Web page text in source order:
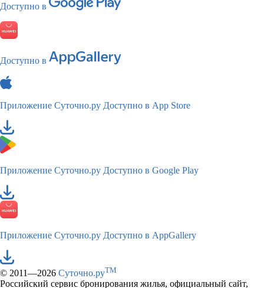
Доступно в
Доступно в
Приложение Суточно.ру Доступно в App Store
Приложение Суточно.ру Доступно в Google Play
Приложение Суточно.ру Доступно в AppGallery
© 2011—2026 Суточно.руTM
Российский сервис бронирования жилья, официальный сайт,